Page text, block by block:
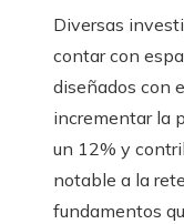
Diversas
contar con
diseñados con
incrementar la
un 12% y
notable a la
fundamentos